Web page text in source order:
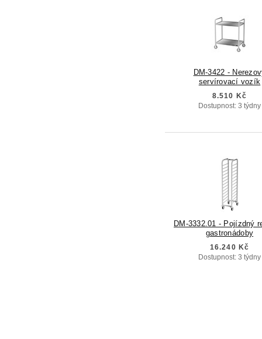
DM-3422 -
servírovací vozík
8.510 Kč
Dostupnost: 3 týdny
DM-3332.01 - Pojízdný
gastronádoby
16.240 Kč
Dostupnost: 3 týdny